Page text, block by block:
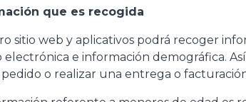
que es recogida
sitio web y aplicativos podrá recoger
electrónica e información demográfica.
o realizar una entrega o